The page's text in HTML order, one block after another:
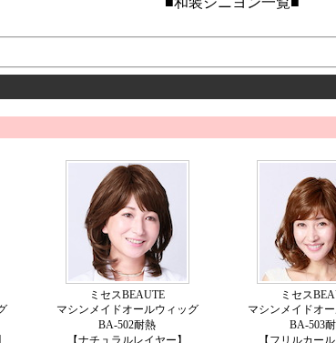
ミセスBEAUTE
マシンメイドオールウィッグ
BA-502耐熱
ミセス
マシンメイドオ
BA-503